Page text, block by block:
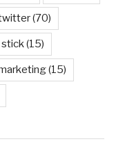
(70)
stick(15)
(15)